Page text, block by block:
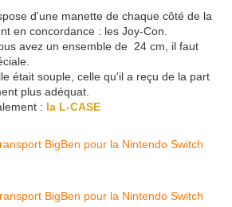
d'une manette de chaque côté de la
en concordance : les Joy-Con.
avez un ensemble de 24 cm, il faut
était souple, celle qu'il a reçu de la part
plus adéquat.
: la L-CASE